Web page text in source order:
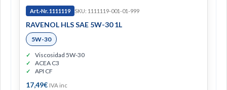
Art.-Nr. 1111119 SKU: 1111119-001-01-999
RAVENOL HLS SAE 5W-30 1L
5W-30
Viscosidad 5W-30
ACEA C3
API CF
17,49€ IVA inc